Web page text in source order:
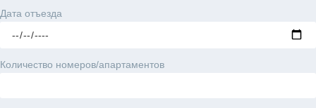
Дата отъезда
Количество номеров/апартаментов